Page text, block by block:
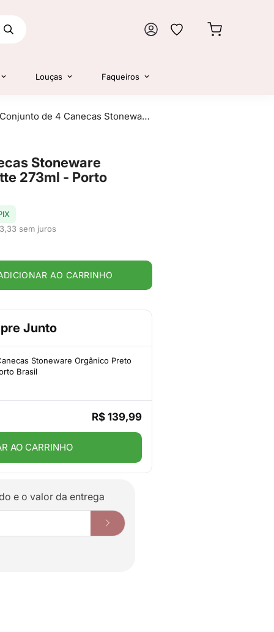
Louças Faqueiros
Conjunto de 4 Canecas Stoneware Orgânico Preto Matte 273ml - Porto Brasil
Stoneware
273ml - Porto
sem juros
AO CARRINHO
Junto
Stoneware Orgânico Preto
Brasil
R$ 139,99
AO CARRINHO
e o valor da entrega